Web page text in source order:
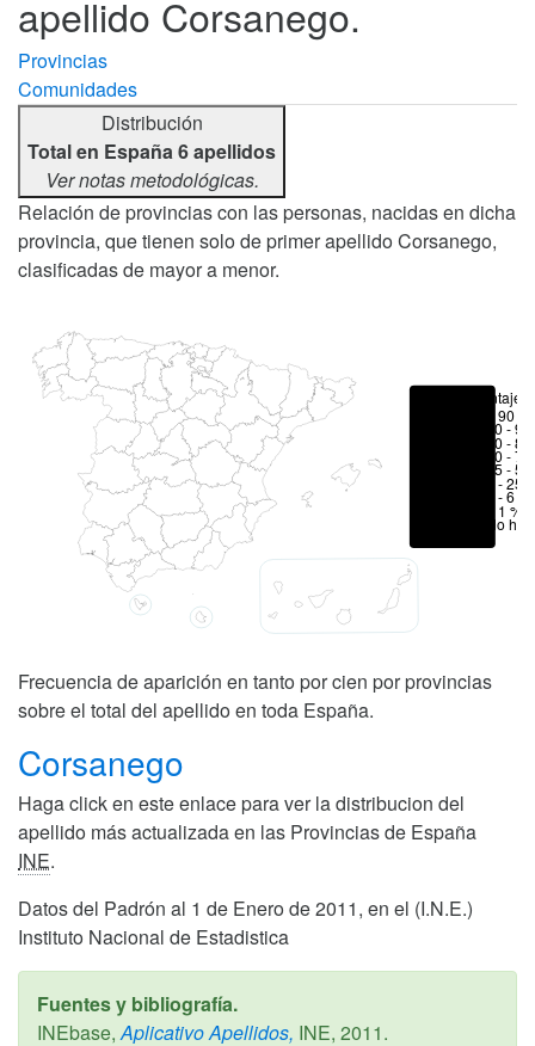
apellido Corsanego.
Provincias
Comunidades
Distribución
Total en España 6 apellidos
Ver notas metodológicas.
Relación de provincias con las personas, nacidas en dicha
provincia, que tienen solo de primer apellido Corsanego,
clasificadas de mayor a menor.
Porcentajes
> 90 %
80 -
70 -
50 -
25 -
6 - 25
1 - 6 %
< 1 %
No hay
Frecuencia de aparición en tanto por cien por provincias
sobre el total del apellido en toda España.
Corsanego
Haga click en este enlace para ver la distribucion del
apellido más actualizada en las Provincias de España
INE.
Datos del Padrón al 1 de Enero de 2011, en el (I.N.E.)
Instituto Nacional de Estadistica
Fuentes y bibliografía.
INEbase, Aplicativo Apellidos, INE, 2011.